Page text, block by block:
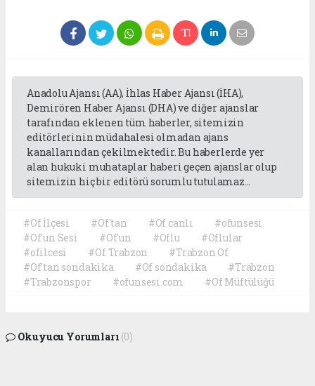
Anadolu Ajansı (AA), İhlas Haber Ajansı (İHA),
Demirören Haber Ajansı (DHA) ve diğer ajanslar
tarafından eklenen tüm haberler, sitemizin
editörlerinin müdahalesi olmadan ajans
kanallarından çekilmektedir. Bu haberlerde yer
alan hukuki muhataplar haberi geçen ajanslar olup
sitemizin hiç bir editörü sorumlu tutulamaz...
#Of İlçesi #Of'tan #Of canlı
#ofunsesi
#Of'un Sesi
#Of'un #Oflu
#Oflular
#ofilcesi
#Of Trabzon
#Trabzon Of
#Of'tan sondakika
#Of sondakika
#Trabzon
#Trabzonspor
#ofunsesi.com #Of Müftülüğü
Okuyucu Yorumları (0)